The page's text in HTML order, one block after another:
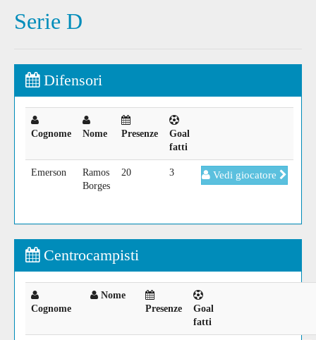
Serie D
Difensori
Cognome Nome Presenze
Goal
fatti
Emerson
Ramos
Borges
20 3 Vedi giocatore
Centrocampisti
Cognome
Nome
Presenze
Goal
fatti